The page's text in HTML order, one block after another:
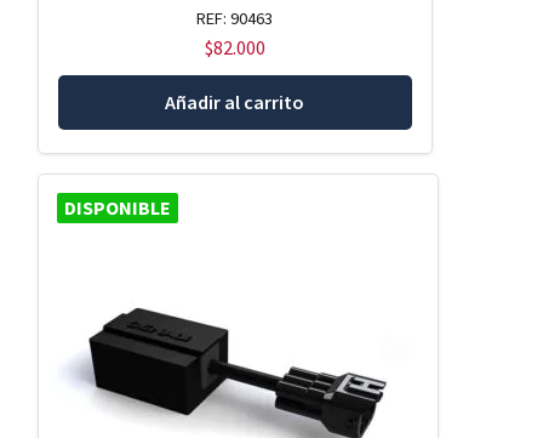
REF: 90463
$82.000
Añadir al carrito
DISPONIBLE